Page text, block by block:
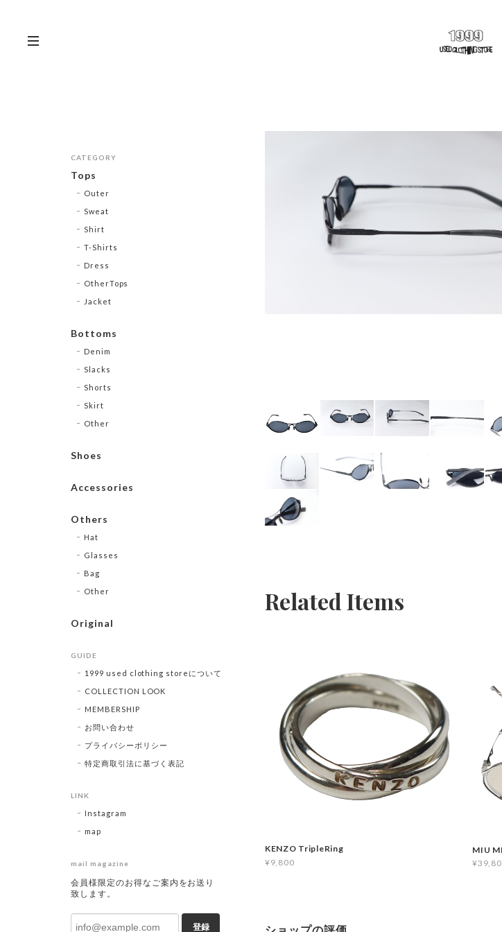
Related Items
KENZO TripleRing
¥9,800
MIU
CATEGORY
Tops
Outer
Sweat
Shirt
T-Shirts
Dress
OtherTops
Jacket
Bottoms
Denim
Slacks
Shorts
Skirt
Other
Shoes
Accessories
Others
Hat
Glasses
Bag
Other
Original
GUIDE
1999 used clothing storeについて
COLLECTION LOOK
MEMBERSHIP
お問い合わせ
プライバシーポリシー
特定商取引法に基づく表記
LINK
Instagram
map
mail magazine
会員様限定のお得なご案内をお送り
致します。
登録